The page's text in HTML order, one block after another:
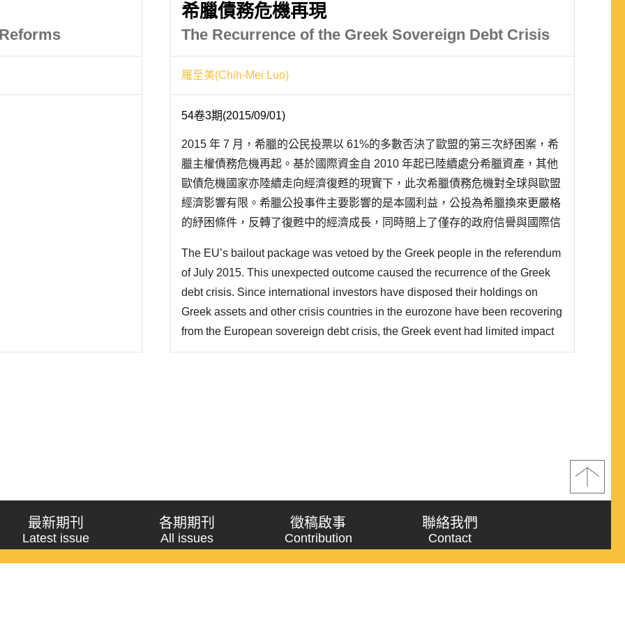
希臘債務危機再現
The Recurrence of the Greek Sovereign Debt Crisis
羅至美(Chih-Mei Luo)
54卷3期(2015/09/01)
2015 年 7 月，希臘的公民投票以 61%的多數否決了歐盟的第三次紓困案，希
臘主權債務危機再起。基於國際資金自 2010 年起已陸續處分希臘資產，其他
歐債危機國家亦陸續走向經濟復甦的現實下，此次希臘債務危機對全球與歐盟
經濟影響有限。希臘公投事件主要影響的是本國利益，公投為希臘換來更嚴格
的紓困條件，反轉了復甦中的經濟成長，同時賠上了僅存的政府信譽與國際信
援、五年來卻仍未有效控制危機等多項「..
The EU’s bailout package was vetoed by the Greek people in the referendum
of July 2015. This unexpected outcome caused the recurrence of the Greek
debt crisis. Since international investors have disposed their holdings on
Greek assets and other crisis countries in the eurozone have been recovering
from the European sovereign debt crisis, the Greek event had limited impact
on the world and EU economies this time. What this referendum event has
最新期刊
Latest issue
各期期刊
All issues
徵稿啟事
Contribution
聯絡我們
Contact